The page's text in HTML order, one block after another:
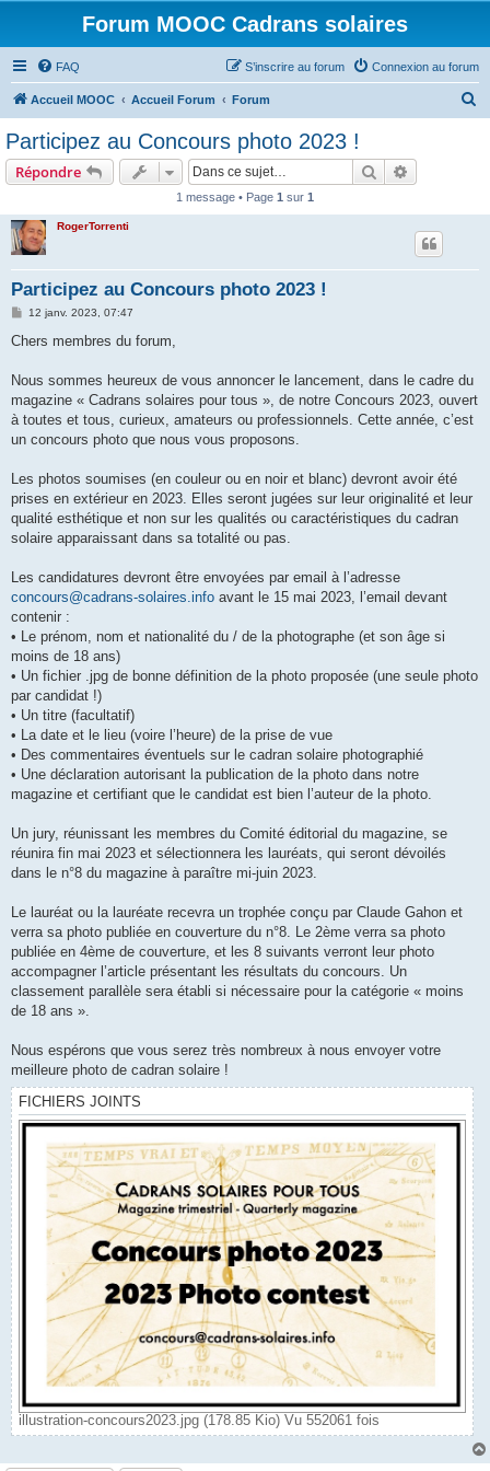
Forum MOOC Cadrans solaires
FAQ Connexion au forum
S’inscrire au forum
Accueil MOOC Accueil Forum Forum
Participez au Concours photo 2023 !
Répondre Rechercher
1 message • Page 1 sur 1
RogerTorrenti
Participez au Concours photo 2023 !
M
s
g
12 janv. 2023, 07:47
Chers membres du forum,
Nous sommes heureux de vous annoncer le lancement, dans le cadre du
magazine « Cadrans solaires pour tous », de notre Concours 2023, ouvert
à toutes et tous, curieux, amateurs ou professionnels. Cette année, c’est
un concours photo que nous vous proposons.
Les photos soumises (en couleur ou en noir et blanc) devront avoir été
prises en extérieur en 2023. Elles seront jugées sur leur originalité et leur
qualité esthétique et non sur les qualités ou caractéristiques du cadran
solaire apparaissant dans sa totalité ou pas.
Les candidatures devront être envoyées par email à l’adresse
concours@cadrans-solaires.info avant le 15 mai 2023, l’email devant
contenir :
• Le prénom, nom et nationalité du / de la photographe (et son âge si
moins de 18 ans)
• Un fichier .jpg de bonne définition de la photo proposée (une seule photo
par candidat !)
• Un titre (facultatif)
• La date et le lieu (voire l’heure) de la prise de vue
• Des commentaires éventuels sur le cadran solaire photographié
• Une déclaration autorisant la publication de la photo dans notre
magazine et certifiant que le candidat est bien l’auteur de la photo.
Un jury, réunissant les membres du Comité éditorial du magazine, se
réunira fin mai 2023 et sélectionnera les lauréats, qui seront dévoilés
dans le n°8 du magazine à paraître mi-juin 2023.
Le lauréat ou la lauréate recevra un trophée conçu par Claude Gahon et
verra sa photo publiée en couverture du n°8. Le 2ème verra sa photo
publiée en 4ème de couverture, et les 8 suivants verront leur photo
accompagner l’article présentant les résultats du concours. Un
classement parallèle sera établi si nécessaire pour la catégorie « moins
de 18 ans ».
Nous espérons que vous serez très nombreux à nous envoyer votre
meilleure photo de cadran solaire !
FICHIERS JOINTS
illustration-concours2023.jpg (178.85 Kio) Vu 552061 fois